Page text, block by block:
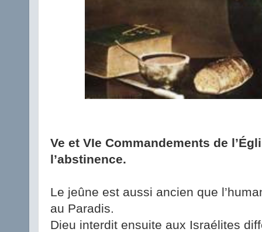
Ve et VIe Commandements de
l’abstinence.
Le jeûne est aussi ancien que
au Paradis.
Dieu interdit ensuite aux Israélites